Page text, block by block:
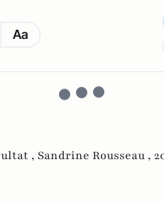
Aa
, Sandrine Rousseau ,